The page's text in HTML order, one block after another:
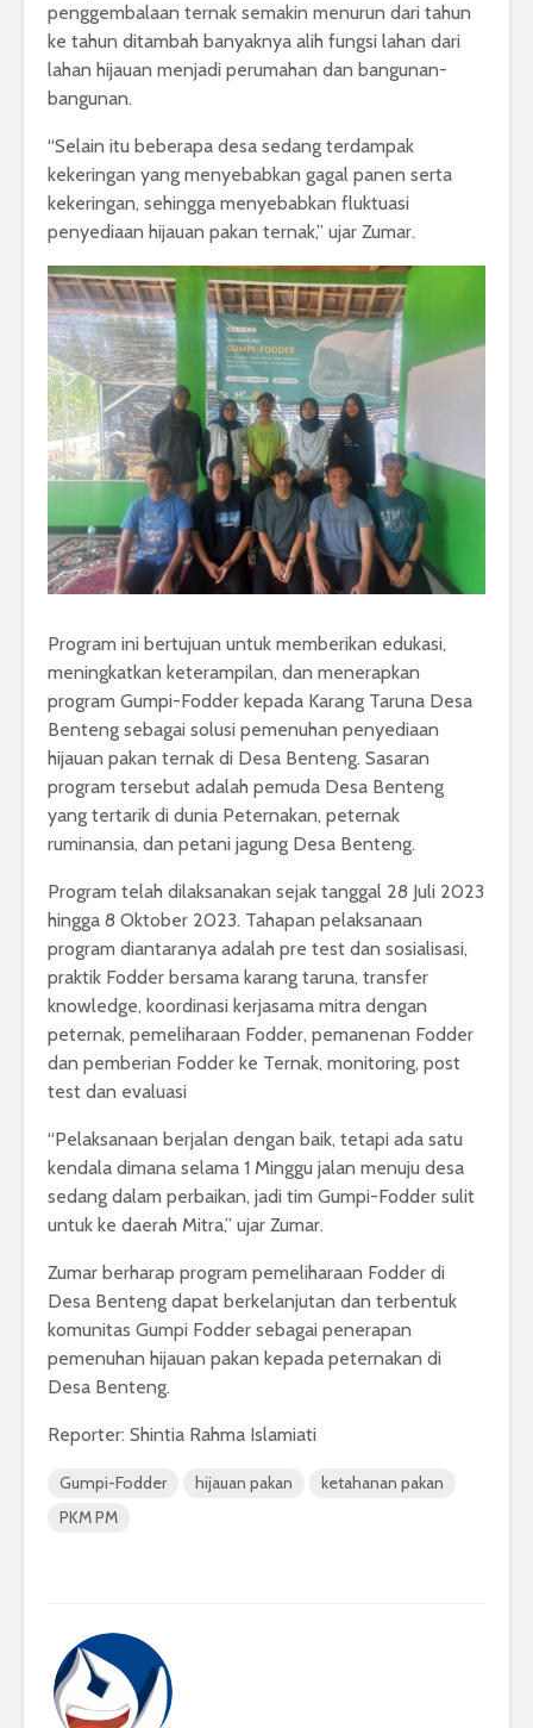
penggembalaan ternak semakin menurun dari tahun
ke tahun ditambah banyaknya alih fungsi lahan dari
lahan hijauan menjadi perumahan dan bangunan-
bangunan.
“Selain itu beberapa desa sedang terdampak
kekeringan yang menyebabkan gagal panen serta
kekeringan, sehingga menyebabkan fluktuasi
penyediaan hijauan pakan ternak,” ujar Zumar.
Program ini bertujuan untuk memberikan edukasi,
meningkatkan keterampilan, dan menerapkan
program Gumpi-Fodder kepada Karang Taruna Desa
Benteng sebagai solusi pemenuhan penyediaan
hijauan pakan ternak di Desa Benteng. Sasaran
program tersebut adalah pemuda Desa Benteng
yang tertarik di dunia Peternakan, peternak
ruminansia, dan petani jagung Desa Benteng.
Program telah dilaksanakan sejak tanggal 28 Juli 2023
hingga 8 Oktober 2023. Tahapan pelaksanaan
program diantaranya adalah pre test dan sosialisasi,
praktik Fodder bersama karang taruna, transfer
knowledge, koordinasi kerjasama mitra dengan
peternak, pemeliharaan Fodder, pemanenan Fodder
dan pemberian Fodder ke Ternak, monitoring, post
test dan evaluasi
“Pelaksanaan berjalan dengan baik, tetapi ada satu
kendala dimana selama 1 Minggu jalan menuju desa
sedang dalam perbaikan, jadi tim Gumpi-Fodder sulit
untuk ke daerah Mitra,” ujar Zumar.
Zumar berharap program pemeliharaan Fodder di
Desa Benteng dapat berkelanjutan dan terbentuk
komunitas Gumpi Fodder sebagai penerapan
pemenuhan hijauan pakan kepada peternakan di
Desa Benteng.
Reporter: Shintia Rahma Islamiati
Gumpi-Fodder hijauan pakan
ketahanan pakan
PKM PM